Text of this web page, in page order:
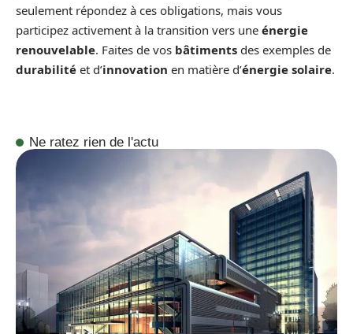
seulement répondez à ces obligations, mais vous
participez activement à la transition vers une énergie
renouvelable. Faites de vos bâtiments des exemples de
durabilité et d’innovation en matière d’énergie solaire.
Ne ratez rien de l'actu